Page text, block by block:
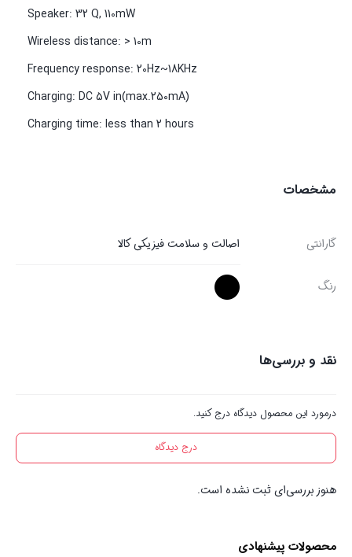
Speaker: 32 Q, 110mW
Wireless distance: > 10m
Frequency response: 20Hz~18KHz
Charging: DC 5V in(max.250mA)
Charging time: less than 2 hours
مشخصات
گارانتی اصالت و سلامت فیزیکی کالا
رنگ
نقد و بررسی‌ها
درمورد این محصول دیدگاه درج کنید.
درج دیدگاه
هنوز بررسی‌ای ثبت نشده است.
محصولات پیشنهادی